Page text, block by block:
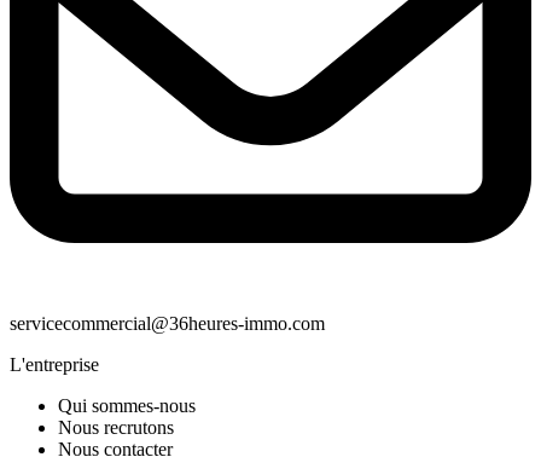
servicecommercial@36heures-immo.com
L'entreprise
Qui sommes-nous
Nous recrutons
Nous contacter